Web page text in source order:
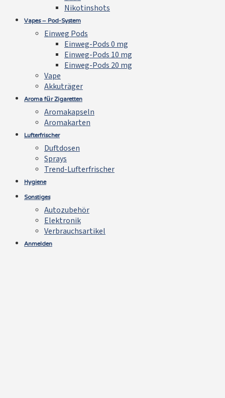
Nikotinshots
Vapes – Pod-System
Einweg Pods
Einweg-Pods 0 mg
Einweg-Pods 10 mg
Einweg-Pods 20 mg
Vape
Akkuträger
Aroma für Zigaretten
Aromakapseln
Aromakarten
Lufterfrischer
Duftdosen
Sprays
Trend-Lufterfrischer
Hygiene
Sonstiges
Autozubehör
Elektronik
Verbrauchsartikel
Anmelden